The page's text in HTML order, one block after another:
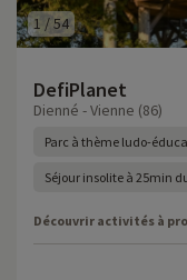
1 /54
DefiPlanet
Dienné - Vienne (86)
Parc à thème ludo-
Séjour insolite à 25min
Découvrir activités à